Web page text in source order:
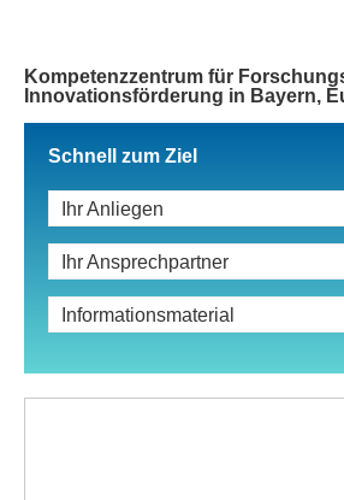
Kompetenzzentrum für
Innovationsförderung in Bayern,
Schnell zum Ziel
Ihr Anliegen
Ihr Ansprechpartner
Informationsmaterial